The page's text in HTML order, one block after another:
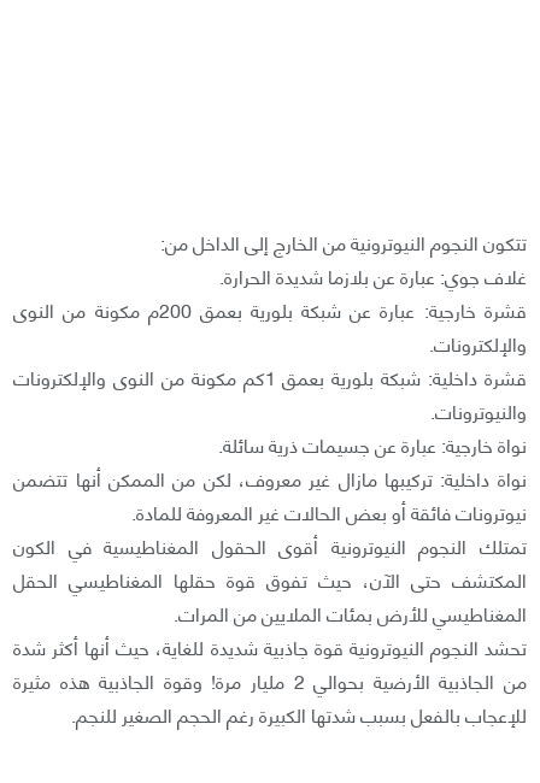
تتكون النجوم النيوترونية من الخارج إلى الداخل من:
غلاف جوي: عبارة عن بلازما شديدة الحرارة.
قشرة خارجية: عبارة عن شبكة بلورية بعمق 200م مكونة من النوى
والإلكترونات.
قشرة داخلية: شبكة بلورية بعمق 1كم مكونة من النوى والإلكترونات
والنيوترونات.
نواة خارجية: عبارة عن جسيمات ذرية سائلة.
نواة داخلية: تركيبها مازال غير معروف، لكن من الممكن أنها تتضمن
نيوترونات فائقة أو بعض الحالات غير المعروفة للمادة.
تمتلك النجوم النيوترونية أقوى الحقول المغناطيسية في الكون
المكتشف حتى الآن، حيث تفوق قوة حقلها المغناطيسي الحقل
المغناطيسي للأرض بمئات الملايين من المرات.
تحشد النجوم النيوترونية قوة جاذبية شديدة للغاية، حيث أنها أكثر شدة
من الجاذبية الأرضية بحوالي 2 مليار مرة! وقوة الجاذبية هذه مثيرة
للإعجاب بالفعل بسبب شدتها الكبيرة رغم الحجم الصغير للنجم.